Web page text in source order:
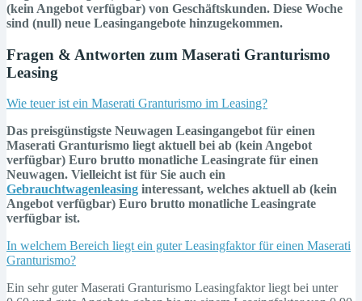
(kein Angebot verfügbar) von Geschäftskunden. Diese Woche
sind (null) neue Leasingangebote hinzugekommen.
Fragen & Antworten zum Maserati Granturismo
Leasing
Wie teuer ist ein Maserati Granturismo im Leasing?
Das preisgünstigste Neuwagen Leasingangebot für einen
Maserati Granturismo liegt aktuell bei ab (kein Angebot
verfügbar) Euro brutto monatliche Leasingrate für einen
Neuwagen. Vielleicht ist für Sie auch ein
Gebrauchtwagenleasing interessant, welches aktuell ab (kein
Angebot verfügbar) Euro brutto monatliche Leasingrate
verfügbar ist.
In welchem Bereich liegt ein guter Leasingfaktor für einen Maserati
Granturismo?
Ein sehr guter Maserati Granturismo Leasingfaktor liegt bei unter